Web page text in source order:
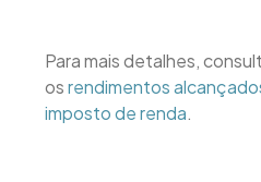
Para mais detalhes,
osrendimentos
imposto de renda.